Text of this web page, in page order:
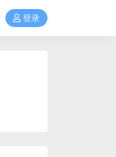
登录